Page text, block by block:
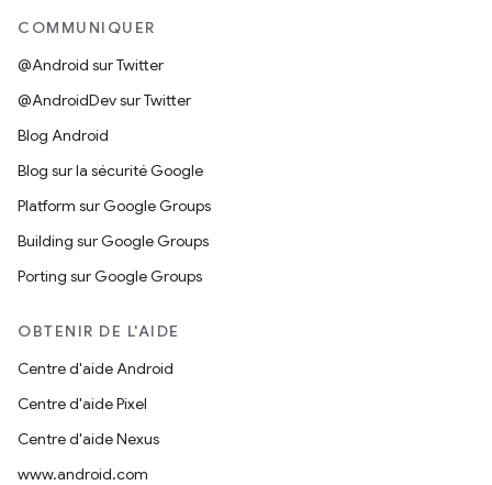
COMMUNIQUER
@Android sur Twitter
@AndroidDev sur Twitter
Blog Android
Blog sur la sécurité Google
Platform sur Google Groups
Building sur Google Groups
Porting sur Google Groups
OBTENIR DE L'AIDE
Centre d'aide Android
Centre d'aide Pixel
Centre d'aide Nexus
www.android.com